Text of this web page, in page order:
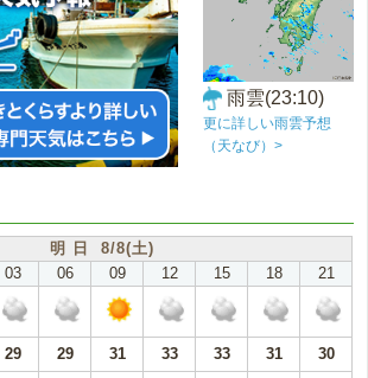
雨雲(23:10)
更に詳しい雨雲予想
（天なび）>
明 日 8/8(土)
03 06 09 12 15 18 21
29 29 31 33 33 31
30